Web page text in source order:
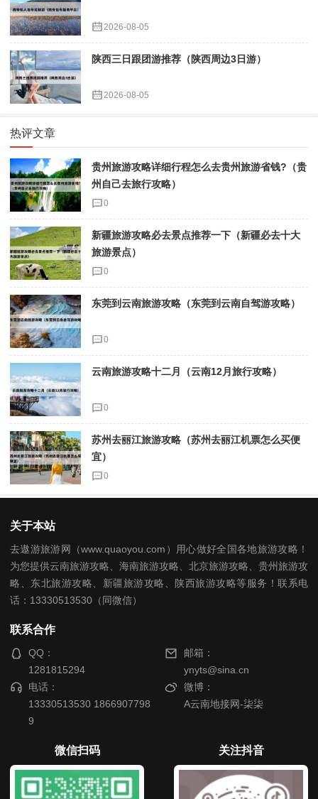
2026-08-05
陕西三日跟团游推荐（陕西周边3日游）
2026-08-05
热评文章
贵州旅游攻略详细行程怎么去贵州旅游省钱?（贵
州自己去旅行攻略）
0
新疆旅游攻略必去景点推荐一下（新疆必去十大
旅游景点）
0
东莞到云南旅游攻略（东莞到云南自驾游攻略）
0
云南旅游攻略十二月（云南12月旅行攻略）
0
苏州去丽江旅游攻略（苏州去丽江机票怎么买便
宜）
0
关于本站
去遨游旅游网（www.quaoyou.com）用心做好全国各地旅游攻略！
为您提供云南旅游攻略、海南旅游攻略、北京旅游攻略、贵州旅游攻
略、东北旅游攻略、新疆旅游攻略、陕西旅游攻略等服务！联系电
话：13330513530（同微信）
联系合作
QQ：
1281815294
邮箱：
ynyts@sina.cn
电话：
13330513530 1866907798
9
微博：
A云南地接网-柒柒
微信扫码 关注抖音